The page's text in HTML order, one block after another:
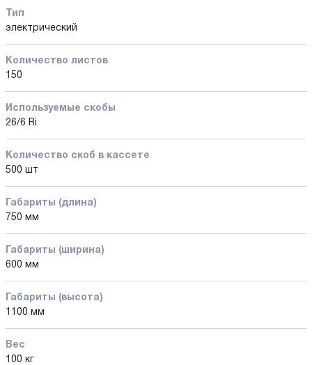
Тип
электрический
Количество листов
150
Используемые скобы
26/6 Ri
Количество cкоб в кассете
500 шт
Габариты (длина)
750 мм
Габариты (ширина)
600 мм
Габариты (высота)
1100 мм
Вес
100 кг